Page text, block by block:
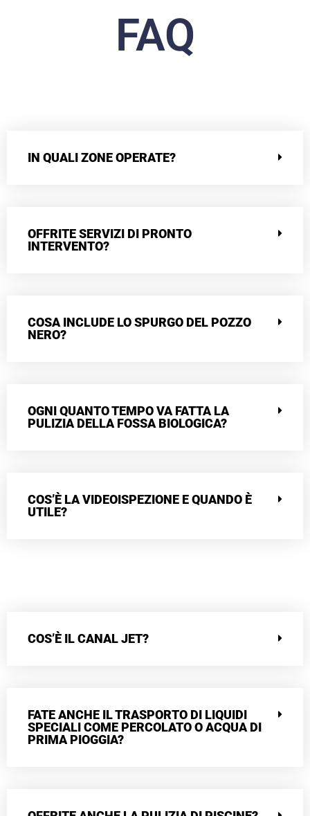
FAQ
IN QUALI ZONE OPERATE?
OFFRITE SERVIZI DI PRONTO
INTERVENTO?
COSA INCLUDE LO SPURGO DEL POZZO
NERO?
OGNI QUANTO TEMPO VA FATTA LA
PULIZIA DELLA FOSSA BIOLOGICA?
COS’È LA VIDEOISPEZIONE E QUANDO È
UTILE?
COS’È IL CANAL JET?
FATE ANCHE IL TRASPORTO DI LIQUIDI
SPECIALI COME PERCOLATO O ACQUA DI
PRIMA PIOGGIA?